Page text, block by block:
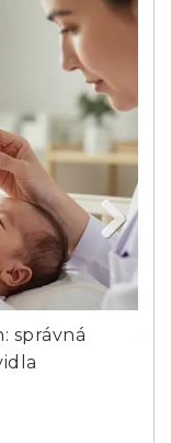
správná
Next